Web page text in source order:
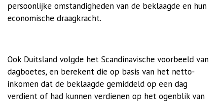
persoonlijke omstandigheden van de beklaagde en hun
economische draagkracht.
Ook Duitsland volgde het Scandinavische voorbeeld van
dagboetes, en berekent die op basis van het netto-
inkomen dat de beklaagde gemiddeld op een dag
verdient of had kunnen verdienen op het ogenblik van